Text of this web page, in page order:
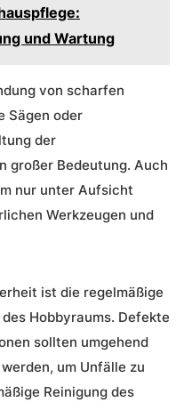
und Wartung
von scharfen
Sägen oder
der
großer Bedeutung. Auch
nur unter Aufsicht
Werkzeugen und
ist die regelmäßige
Hobbyraums. Defekte
sollten umgehend
um Unfälle zu
Reinigung des